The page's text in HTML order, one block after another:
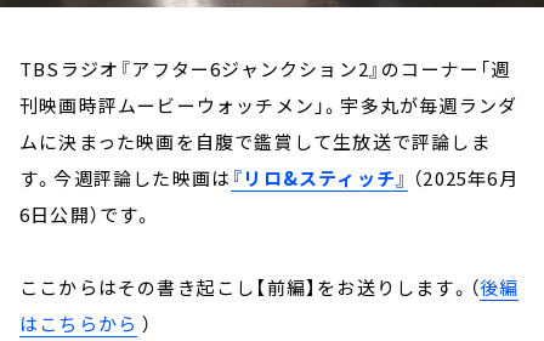
TBSラジオ『アフター6ジャンクション2』のコーナー「週
刊映画時評ムービーウォッチメン」。宇多丸が毎週ランダ
ムに決まった映画を自腹で鑑賞して生放送で評論しま
す。今週評論した映画は 『リロ&スティッチ』 （2025年6月
6日公開）です。
ここからはその書き起こし【前編】をお送りします。（後編
はこちらから ）